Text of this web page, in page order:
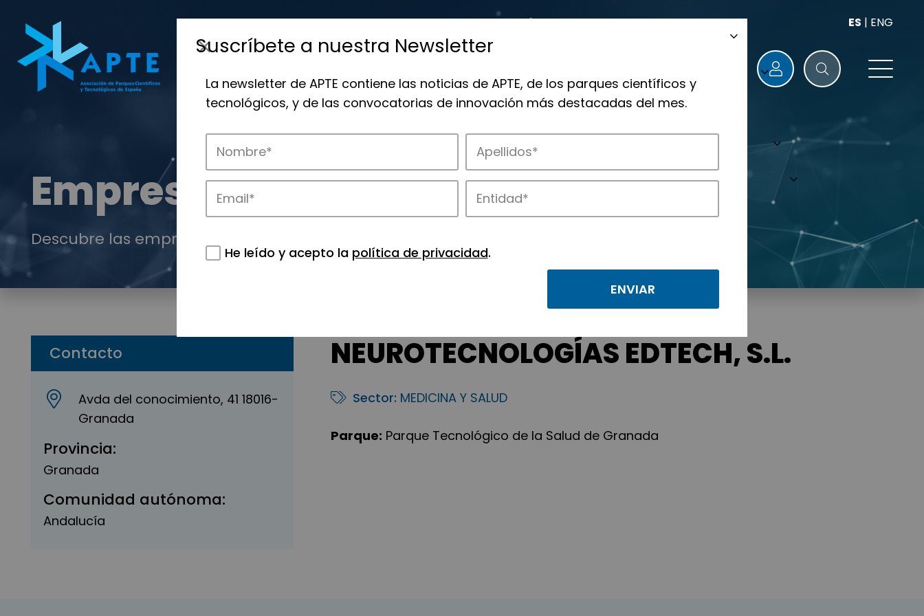
ES | ENG
Empresas
Descubre las empresas que impulsan la innovación en los parques de APTE.
Contacto
Avda del conocimiento, 41 18016-
Granada
Provincia:
Granada
Comunidad autónoma:
Andalucía
NEUROTECNOLOGÍAS EDTECH, S.L.
Sector: MEDICINA Y SALUD
Parque: Parque Tecnológico de la Salud de Granada
Suscríbete a nuestra Newsletter
La newsletter de APTE contiene las noticias de APTE, de los parques científicos y
tecnológicos, y de las convocatorias de innovación más destacadas del mes.
He leído y acepto la política de privacidad.